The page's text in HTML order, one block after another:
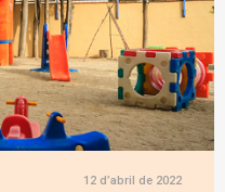
12 d’abril de 2022